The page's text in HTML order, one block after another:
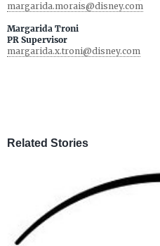
margarida.morais@disney.com
Margarida Troni
PR Supervisor
margarida.x.troni@disney.com
Related Stories